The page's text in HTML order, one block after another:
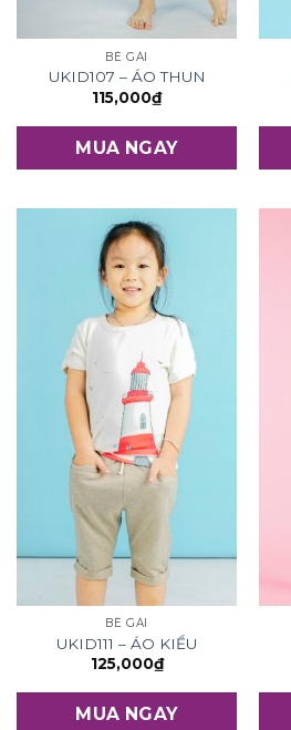
BÉ GÁI
UKID107 – ÁO THUN
115,000₫
MUA NGAY
BÉ GÁI
UKID111 – ÁO KIỂU
125,000₫
MUA NGAY